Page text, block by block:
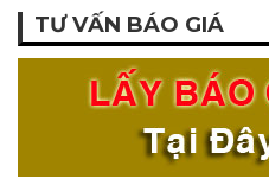
TƯ VẤN BÁO GIÁ